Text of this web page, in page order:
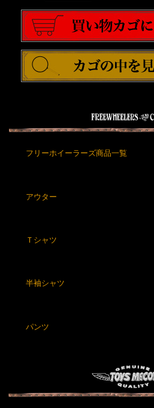
フリーホイーラーズ商品一覧
アウター
Ｔシャツ
半袖シャツ
パンツ